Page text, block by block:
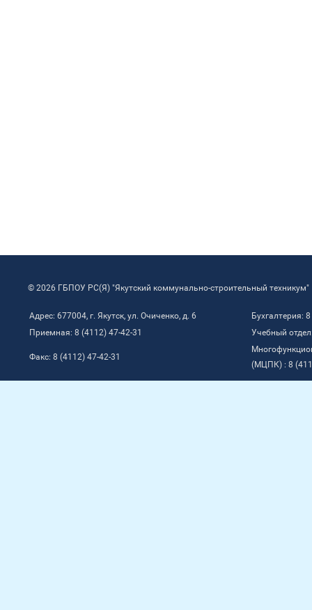
© 2026 ГБПОУ РС(Я) "Якутский коммунально-строительный техникум"
Адрес: 677004, г. Якутск, ул. Очиченко, д. 6
Бухгалтерия:
Приемная: 8 (4112) 47-42-31
Учебный
Факс: 8 (4112) 47-42-31
(МЦПК) : 8